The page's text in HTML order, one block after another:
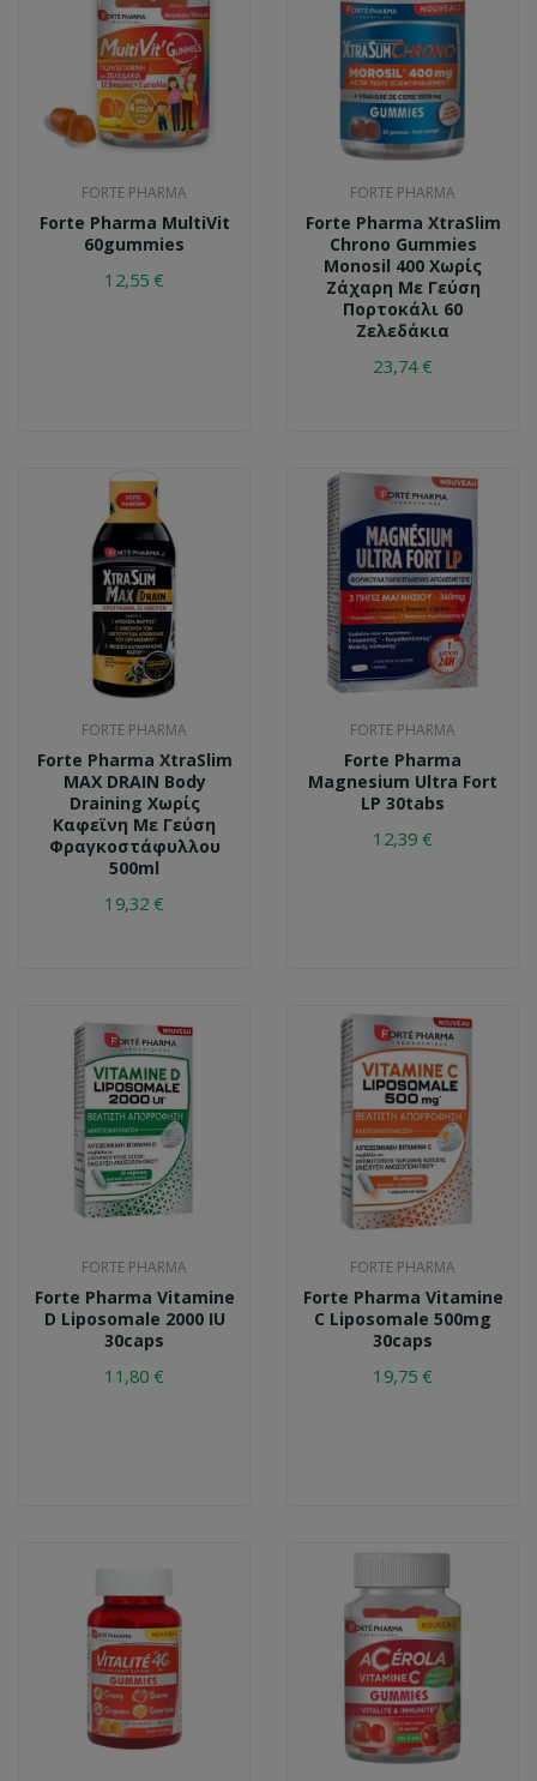
FORTE PHARMA
Forte Pharma MultiVit
60gummies
12,55 €
FORTE PHARMA
Forte Pharma XtraSlim
Chrono Gummies
Monosil 400 Χωρίς
Ζάχαρη Με Γεύση
Πορτοκάλι 60
Ζελεδάκια
23,74 €
FORTE PHARMA
Forte Pharma XtraSlim
ΜΑΧ DRAIN Body
Draining Χωρίς
Καφεϊνη Με Γεύση
Φραγκοστάφυλλου
500ml
19,32 €
FORTE PHARMA
Forte Pharma
Magnesium Ultra Fort
LP 30tabs
12,39 €
FORTE PHARMA
Forte Pharma Vitamine
D Liposomale 2000 IU
30caps
11,80 €
FORTE PHARMA
Forte Pharma Vitamine
C Liposomale 500mg
30caps
19,75 €